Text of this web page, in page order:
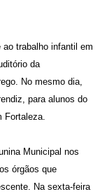
trabalho infantil em
da
No mesmo dia,
para alunos do
Fortaleza.
Municipal nos
órgãos que
Na sexta-feira